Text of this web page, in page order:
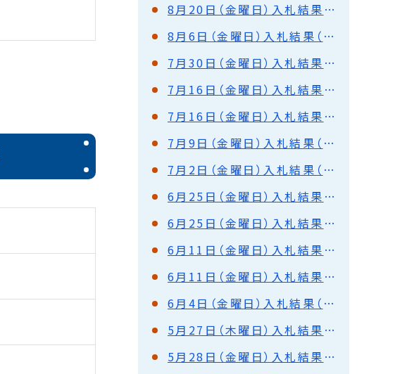
8月20日（金曜日）入札結果（都市建設部）
8月6日（金曜日）入札結果（都市建設部）
7月30日（金曜日）入札結果（都市建設部）
7月16日（金曜日）入札結果（都市建設部）
7月16日（金曜日）入札結果（港湾部）
7月9日（金曜日）入札結果（都市建設部）
7月2日（金曜日）入札結果（都市建設部）
6月25日（金曜日）入札結果（都市建設部）
6月25日（金曜日）入札結果（港湾部）
6月11日（金曜日）入札結果（都市建設部）
6月11日（金曜日）入札結果（港湾部）
6月4日（金曜日）入札結果（都市建設部）
5月27日（木曜日）入札結果（都市建設部）
5月28日（金曜日）入札結果（都市建設部）